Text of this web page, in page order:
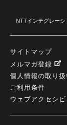
NTTインテグレーシ
サイトマップ
メルマガ登録
個人情報の取り
ご利用条件
ウェブアクセシ